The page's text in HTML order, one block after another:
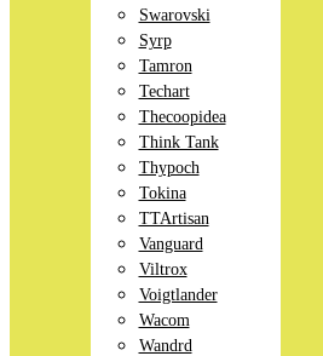
Swarovski
Syrp
Tamron
Techart
Thecoopidea
Think Tank
Thypoch
Tokina
TTArtisan
Vanguard
Viltrox
Voigtlander
Wacom
Wandrd